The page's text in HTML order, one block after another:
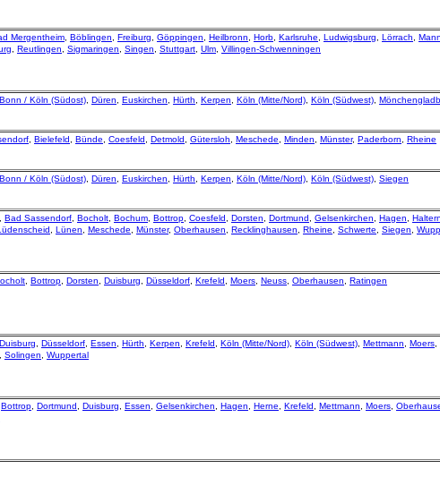
Mergentheim, Böblingen, Freiburg, Göppingen, Heilbronn, Horb, Karlsruhe, Ludwigsburg, Lörrach,
, Reutlingen, Sigmaringen, Singen, Stuttgart, Ulm, Villingen-Schwenningen
Bonn / Köln (Südost), Düren, Euskirchen, Hürth, Kerpen, Köln (Mitte/Nord), Köln (Südwest),
, Bielefeld , Bünde, Coesfeld , Detmold , Gütersloh, Meschede, Minden, Münster, Paderborn, Rheine
Bonn / Köln (Südost), Düren, Euskirchen, Hürth, Kerpen, Köln (Mitte/Nord), Köln (Südwest), Siegen
, Bad Sassendorf, Bocholt, Bochum, Bottrop, Coesfeld , Dorsten, Dortmund , Gelsenkirchen, Hagen,
, Lünen, Meschede, Münster, Oberhausen, Recklinghausen, Rheine, Schwerte, Siegen,
, Bottrop, Dorsten, Duisburg, Düsseldorf, Krefeld , Moers, Neuss, Oberhausen, Ratingen
Duisburg, Düsseldorf, Essen, Hürth, Kerpen, Krefeld , Köln (Mitte/Nord), Köln (Südwest), Mettmann, Moers,
, Solingen, Wuppertal
Bottrop, Dortmund , Duisburg, Essen, Gelsenkirchen, Hagen, Herne, Krefeld , Mettmann, Moers,